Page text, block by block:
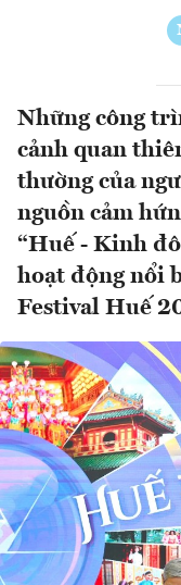
Những công
cảnh quan
thường của
nguồn cảm
“Huế - Kinh
hoạt động nổi
Festival Huế